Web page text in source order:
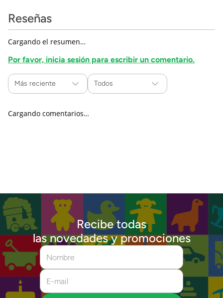
Reseñas
Cargando el resumen…
Por favor, inicia sesión para escribir un comentario.
Más reciente Todos
Cargando comentarios…
Recibe todas
las novedades y promociones